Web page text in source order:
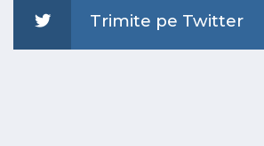
Trimite pe Twitter